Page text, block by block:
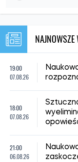
19:00
07.08.26
18:00
07.08.26
21:00
06.08.26